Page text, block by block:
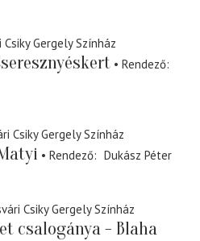
Csiky Gergely Színház
Rendező
Csiky Gergely Színház
Rendező
Dukász Péter
Csiky Gergely Színház
csalogánya - Blaha